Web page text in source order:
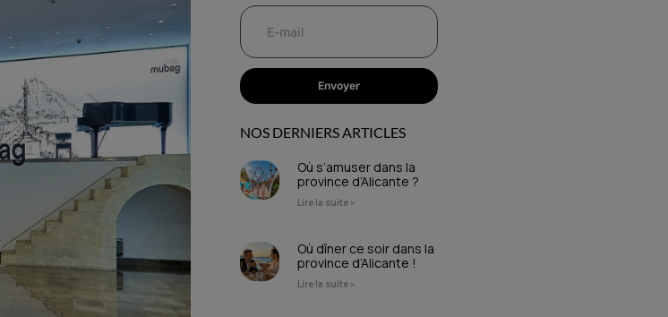
Envoyer
NOS DERNIERS ARTICLES
Où s’amuser dans la
province d’Alicante ?
Lire la suite »
Où dîner ce soir dans la
province d’Alicante !
Lire la suite »